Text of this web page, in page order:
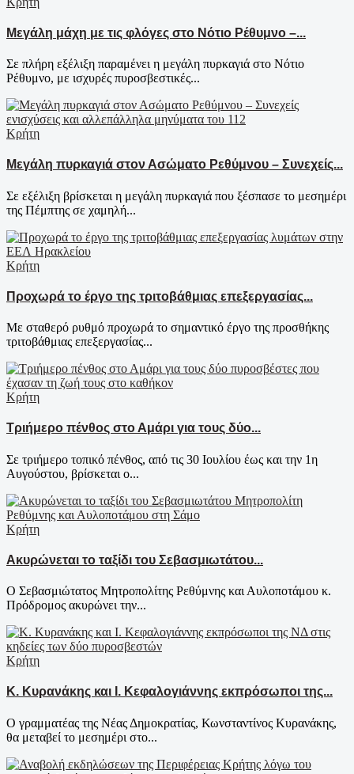
Μεγάλη μάχη με τις φλόγες στο Νότιο Ρέθυμνο –...
Σε πλήρη εξέλιξη παραμένει η μεγάλη πυρκαγιά στο Νότιο
Ρέθυμνο, με ισχυρές πυροσβεστικές...
Κρήτη
Μεγάλη πυρκαγιά στον Ασώματο Ρεθύμνου – Συνεχείς...
Σε εξέλιξη βρίσκεται η μεγάλη πυρκαγιά που ξέσπασε το μεσημέρι
της Πέμπτης σε χαμηλή...
Κρήτη
Προχωρά το έργο της τριτοβάθμιας επεξεργασίας...
Με σταθερό ρυθμό προχωρά το σημαντικό έργο της προσθήκης
τριτοβάθμιας επεξεργασίας...
Κρήτη
Τριήμερο πένθος στο Αμάρι για τους δύο...
Σε τριήμερο τοπικό πένθος, από τις 30 Ιουλίου έως και την 1η
Αυγούστου, βρίσκεται ο...
Κρήτη
Ακυρώνεται το ταξίδι του Σεβασμιωτάτου...
Ο Σεβασμιώτατος Μητροπολίτης Ρεθύμνης και Αυλοποτάμου κ.
Πρόδρομος ακυρώνει την...
Κρήτη
Κ. Κυρανάκης και Ι. Κεφαλογιάννης εκπρόσωποι της...
Ο γραμματέας της Νέας Δημοκρατίας, Κωνσταντίνος Κυρανάκης,
θα μεταβεί το μεσημέρι στο...